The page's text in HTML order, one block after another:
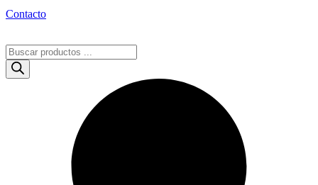
Contacto
Búsqueda
de
productos